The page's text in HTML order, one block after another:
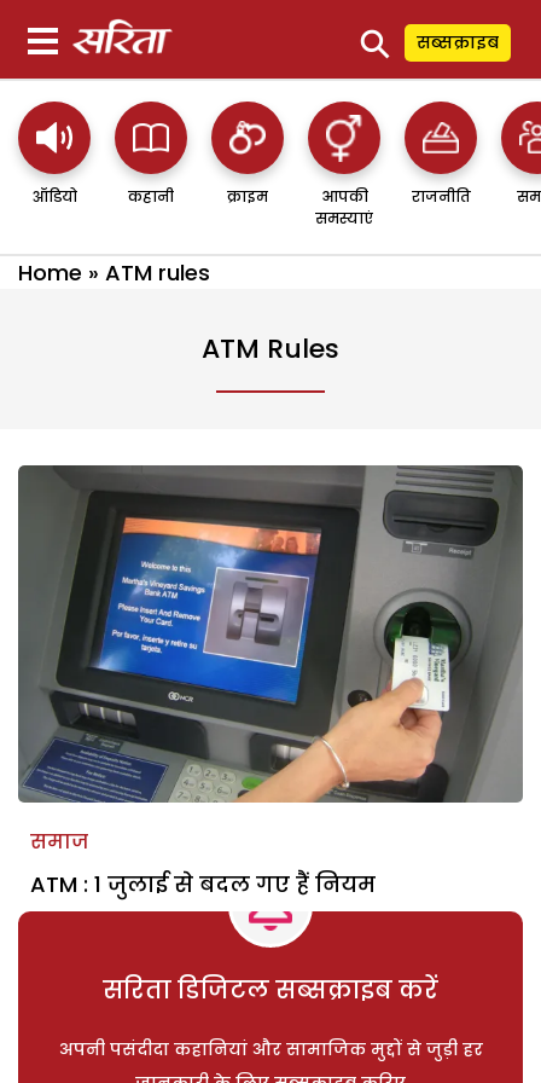
⚲ सब्सक्राइब
ऑडियो कहानी क्राइम
आपकी
समस्याएं
राजनीति
Home » ATM rules
ATM Rules
समाज
ATM : 1 जुलाई से बदल गए हैं नियम
सरिता डिजिटल सब्सक्राइब करें
अपनी पसंदीदा कहानियां और सामाजिक मुद्दों से जुड़ी हर